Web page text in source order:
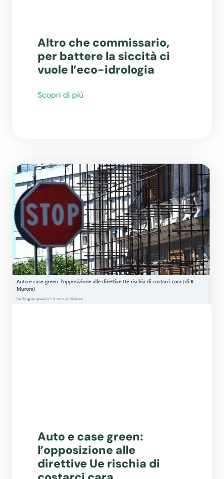
Altro che commissario,
per battere la siccità ci
vuole l’eco-idrologia
Scopri di più
Auto e case green:
l’opposizione alle
direttive Ue rischia di